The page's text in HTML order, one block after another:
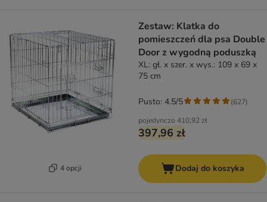
4 opcji
Zestaw: Klatka do
pomieszczeń dla psa Double
Door z wygodną poduszką
XL: gł. x szer. x wys.: 109 x 69 x
75 cm
pojedynczo 410,92 zł
397,96 zł
Pusto: 4.5/5 (627)
Dodaj do koszyka